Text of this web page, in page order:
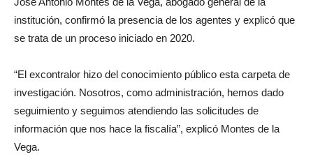
institución, confirmó la presencia de los agentes y explicó que
se trata de un proceso iniciado en 2020.
“El excontralor hizo del conocimiento público esta carpeta de
investigación. Nosotros, como administración, hemos dado
seguimiento y seguimos atendiendo las solicitudes de
información que nos hace la fiscalía”, explicó Montes de la
Vega.